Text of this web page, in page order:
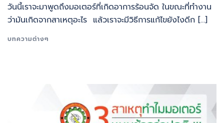
วันนี้เราจะมาพูดถึงมอเตอร์ที่เกิดอาการร้อนจัด ในขณะที่ทำงาน
ว่ามันเกิดจากสาเหตุอะไร แล้วเราจะมีวิธีการแก้ไขยังไงดีก […]
บทความต่างๆ